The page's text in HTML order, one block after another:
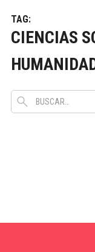
TAG:
CIENCIAS